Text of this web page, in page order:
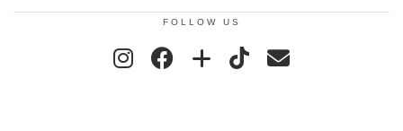
FOLLOW US